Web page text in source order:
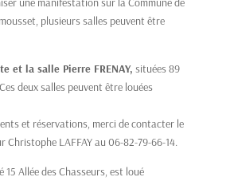
plusieurs salles peuvent être
et la salle Pierre FRENAY, situées 89
deux salles peuvent être louées
et réservations, merci de contacter le
Christophe LAFFAY au 06-82-79-66-14.
15 Allée des Chasseurs, est loué